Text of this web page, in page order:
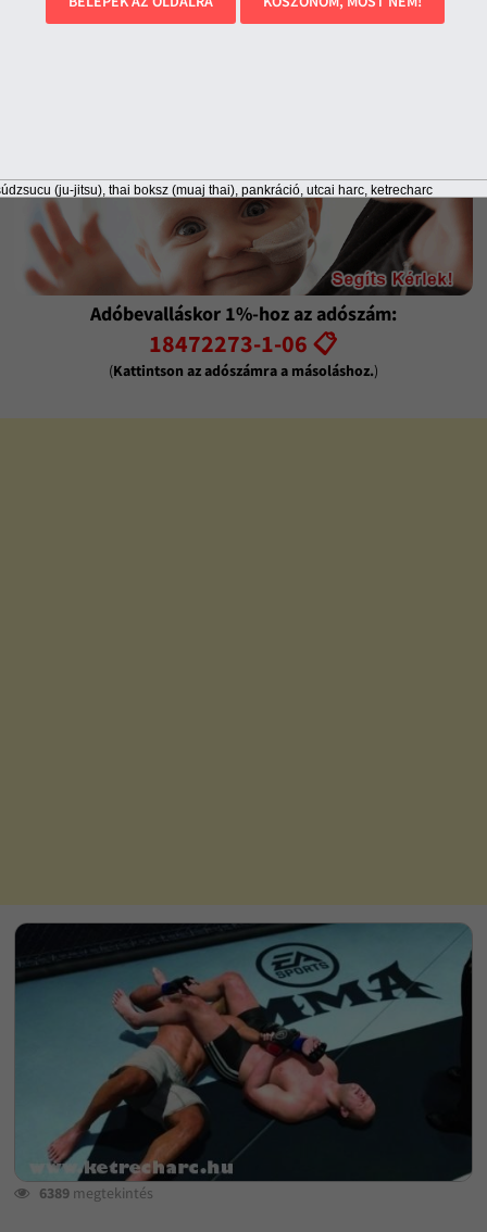
(ju-jitsu), thai boksz (muaj thai), pankráció, utcai harc, ketrecharc
állapotban
Adóbevalláskor 1%-hoz az adószám:
18472273-1-06 📋
(Kattintson az adószámra a másoláshoz.)
6389megtekintés